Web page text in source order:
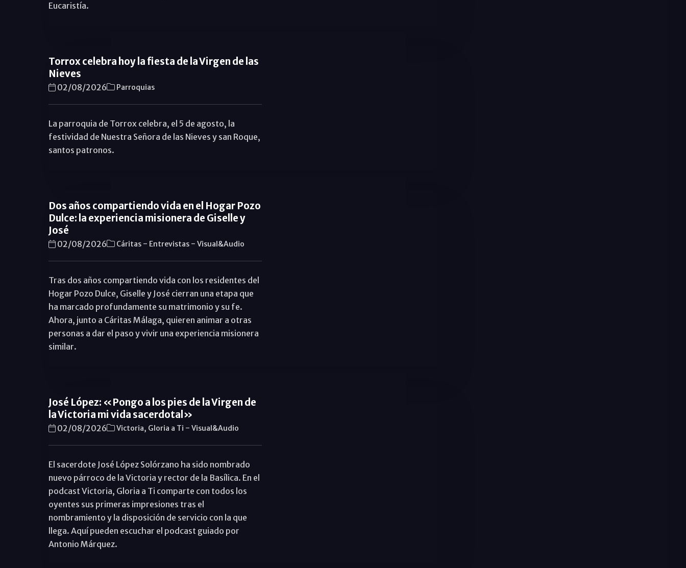
Eucaristía.
Torrox celebra hoy la fiesta de la Virgen de las
Nieves
02/08/2026 Parroquias
La parroquia de Torrox celebra, el 5 de agosto, la
festividad de Nuestra Señora de las Nieves y san Roque,
santos patronos.
Dos años compartiendo vida en el Hogar Pozo
Dulce: la experiencia misionera de Giselle y
José
02/08/2026 Cáritas - Entrevistas - Visual&Audio
Tras dos años compartiendo vida con los residentes del
Hogar Pozo Dulce, Giselle y José cierran una etapa que
ha marcado profundamente su matrimonio y su fe.
Ahora, junto a Cáritas Málaga, quieren animar a otras
personas a dar el paso y vivir una experiencia misionera
similar.
José López: «Pongo a los pies de la Virgen de
la Victoria mi vida sacerdotal»
02/08/2026 Victoria, Gloria a Ti - Visual&Audio
El sacerdote José López Solórzano ha sido nombrado
nuevo párroco de la Victoria y rector de la Basílica. En el
podcast Victoria, Gloria a Ti comparte con todos los
oyentes sus primeras impresiones tras el
nombramiento y la disposición de servicio con la que
llega. Aquí pueden escuchar el podcast guiado por
Antonio Márquez.